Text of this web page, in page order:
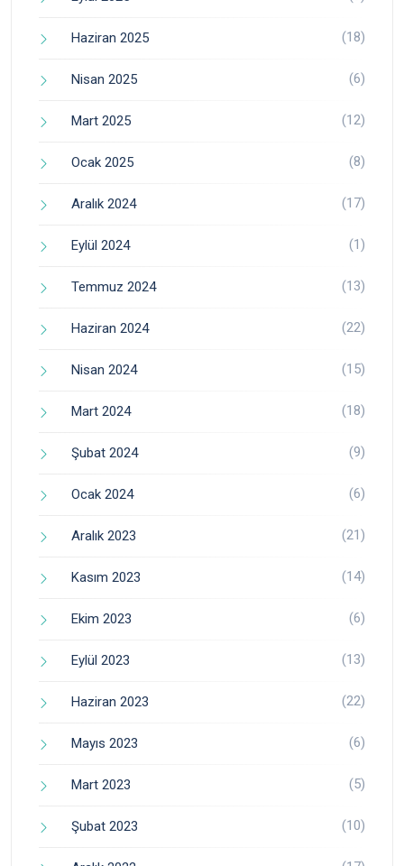
Haziran 2025 (18)
Nisan 2025 (6)
Mart 2025 (12)
Ocak 2025 (8)
Aralık 2024 (17)
Eylül 2024 (1)
Temmuz 2024 (13)
Haziran 2024 (22)
Nisan 2024 (15)
Mart 2024 (18)
Şubat 2024 (9)
Ocak 2024 (6)
Aralık 2023 (21)
Kasım 2023 (14)
Ekim 2023 (6)
Eylül 2023 (13)
Haziran 2023 (22)
Mayıs 2023 (6)
Mart 2023 (5)
Şubat 2023 (10)